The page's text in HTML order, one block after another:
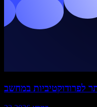
לפרודוקטיביות במחשב